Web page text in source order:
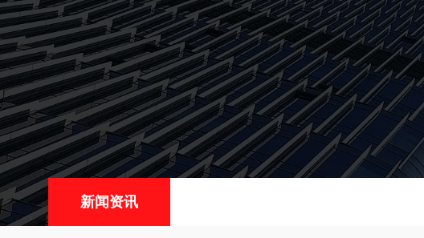
新闻资讯